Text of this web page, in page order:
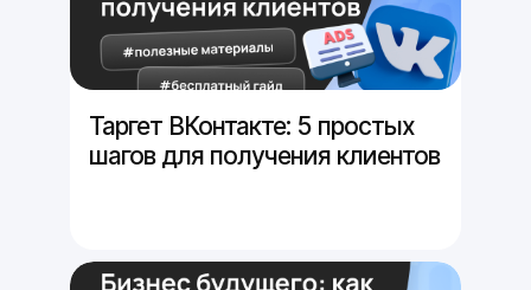
Таргет ВКонтакте: 5 простых
шагов для получения клиентов